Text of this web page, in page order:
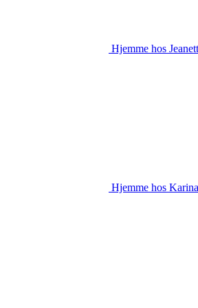
Hjemme hos
Hjemme hos Karina